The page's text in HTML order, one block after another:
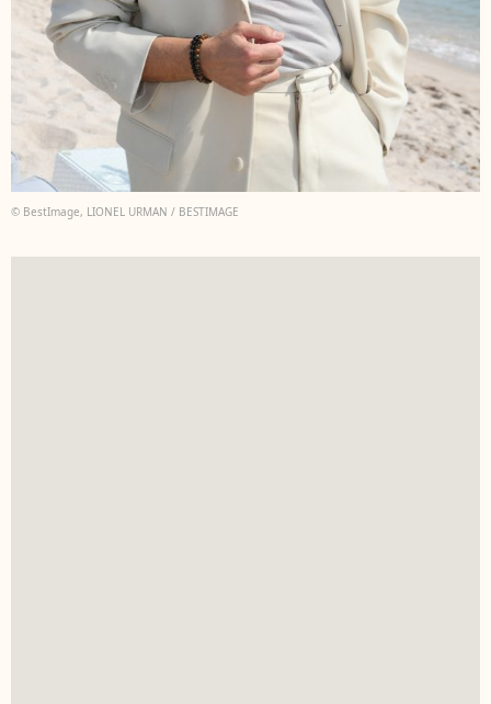
© BestImage, LIONEL URMAN / BESTIMAGE